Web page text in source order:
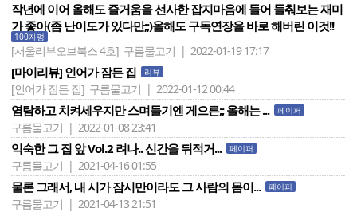
작년에 이어 올해도 즐거움을 선사한 잡지마음에 들어 들춰보는 재미
가 좋아(좀 난이도가 있다만;;)올해도 구독연장을 바로 해버린 이것!!
100자평
[서울리뷰오브북스 4호] 구름물고기 | 2022-01-19 17:17
[마이리뷰] 인어가 잠든 집 리뷰
[인어가 잠든 집] 구름물고기 | 2022-01-12 00:44
염탐하고 치켜세우지만 스며들기엔 게으른;; 올해는 ... 페이퍼
구름물고기 | 2022-01-08 23:41
익숙한 그 집 앞 Vol.2 려나.. 신간을 뒤적거... 페이퍼
구름물고기 | 2021-04-16 01:55
물론 그래서, 내 시가 잠시만이라도 그 사람의 몸이... 페이퍼
구름물고기 | 2021-04-13 21:51